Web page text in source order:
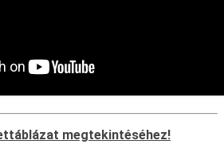
megtekintéséhez!